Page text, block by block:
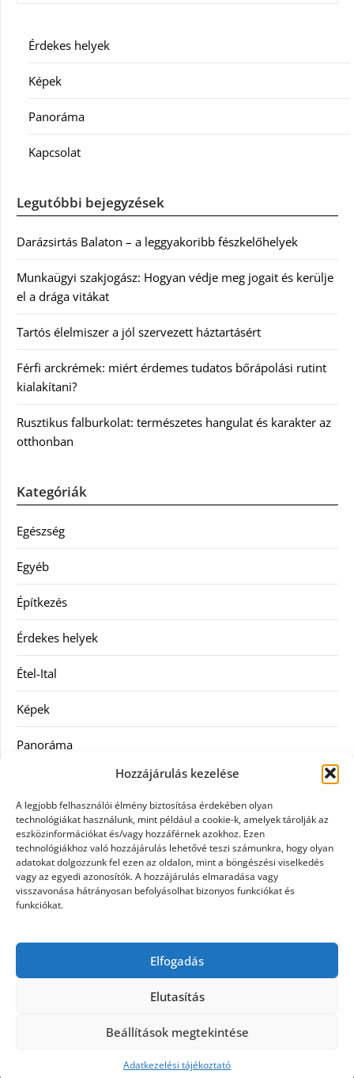
Hozzájárulás kezelése
A legjobb felhasználói élmény biztosítása érdekében olyan
technológiákat használunk, mint például a cookie-k, amelyek tárolják az
eszközinformációkat és/vagy hozzáférnek azokhoz. Ezen
technológiákhoz való hozzájárulás lehetővé teszi számunkra, hogy olyan
adatokat dolgozzunk fel ezen az oldalon, mint a böngészési viselkedés
vagy az egyedi azonosítók. A hozzájárulás elmaradása vagy
visszavonása hátrányosan befolyásolhat bizonyos funkciókat és
funkciókat.
Elfogadás
Elutasítás
Beállítások megtekintése
Adatkezelési tájékoztató
Érdekes helyek
Képek
Panoráma
Kapcsolat
Legutóbbi bejegyzések
Darázsirtás Balaton – a leggyakoribb fészkelőhelyek
Munkaügyi szakjogász: Hogyan védje meg jogait és kerülje
el a drága vitákat
Tartós élelmiszer a jól szervezett háztartásért
Férfi arckrémek: miért érdemes tudatos bőrápolási rutint
kialakítani?
Rusztikus falburkolat: természetes hangulat és karakter az
otthonban
Kategóriák
Egészség
Egyéb
Építkezés
Érdekes helyek
Étel-Ital
Képek
Panoráma
Szolgáltatás
Vásárlás
Webáruházak
gin árak
Theme